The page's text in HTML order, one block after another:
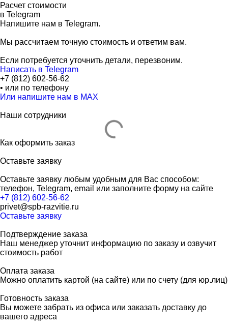
Расчет стоимости
в Telegram
Напишите нам в Telegram.
Мы рассчитаем точную стоимость и ответим вам.
Если потребуется уточнить детали, перезвоним.
Написать в Telegram
+7 (812) 602-56-62
• или по телефону
Или напишите нам в MAX
Наши сотрудники
Как оформить заказ
Оставьте заявку
Оставьте заявку любым удобным для Вас способом:
телефон, Telegram, email или заполните форму на сайте
+7 (812) 602-56-62
privet@spb-razvitie.ru
Оставьте заявку
Подтверждение заказа
Наш менеджер уточнит информацию по заказу и озвучит
стоимость работ
Оплата заказа
Можно оплатить картой (на сайте) или по счету (для юр.лиц)
Готовность заказа
Вы можете забрать из офиса или заказать доставку до
вашего адреса